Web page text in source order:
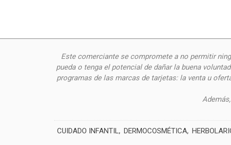
Este comerciante se compromete a no permitir
pueda o tenga el potencial de dañar la buena
programas de las marcas de tarjetas: la venta u
CUIDADO INFANTIL DERMOCOSMÉTICA